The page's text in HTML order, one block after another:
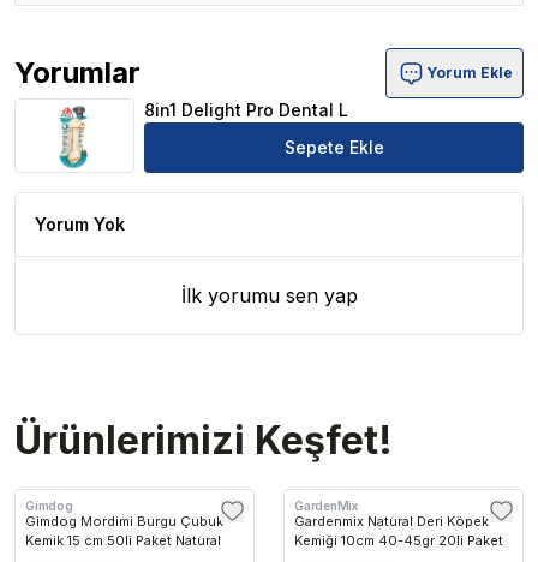
Yorumlar
8in1 Delight Pro Dental L Ürün Yorumları
Yorum Ekle
8in1 Delight Pro Dental L
Sepete Ekle
Yorum Yok
İlk yorumu sen yap
Ürünlerimizi Keşfet!
Gimdog
Gimdog Mordimi Burgu Çubuk
Kemik 15 cm 50li Paket Natural
GardenMix
Gardenmix Natural Deri Köpek
Kemiği 10cm 40-45gr 20li Paket